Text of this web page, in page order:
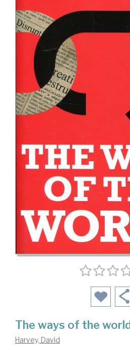
The ways of the world
Harvey, David